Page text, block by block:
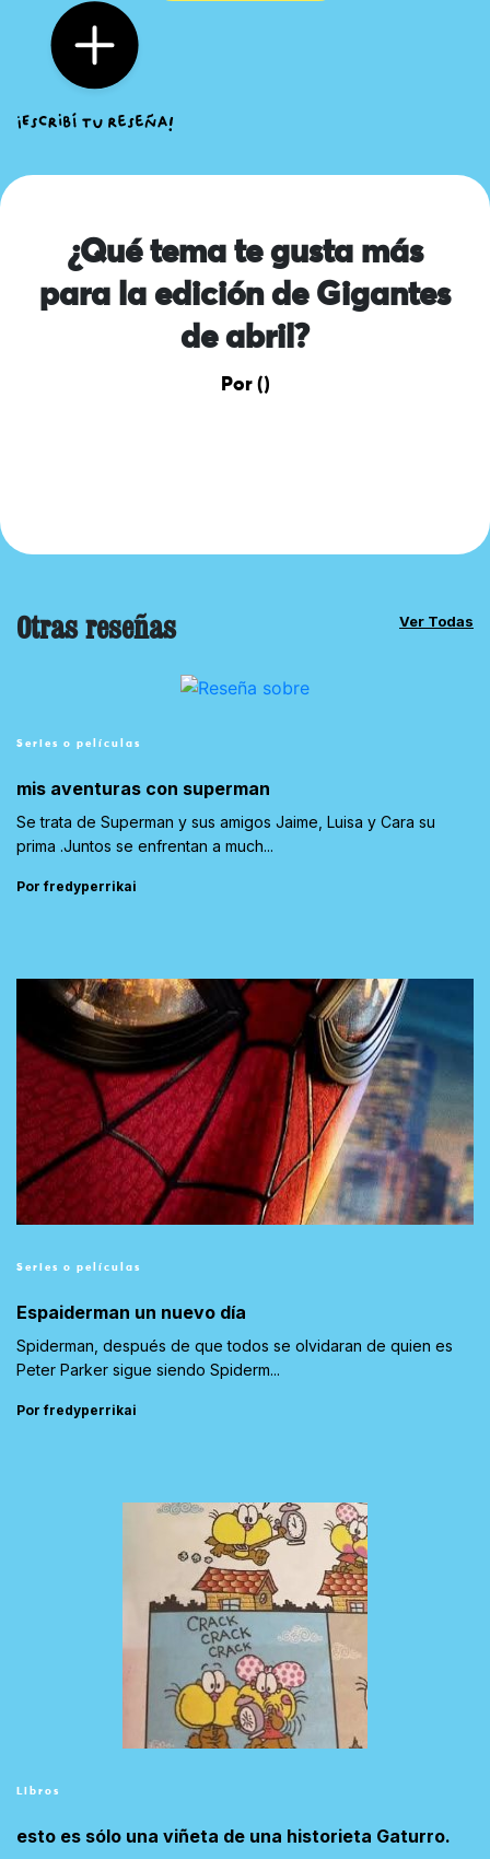
¿Qué tema te gusta más
para la edición de Gigantes
de abril?
Por ()
Otras reseñas Ver Todas
Series o películas
mis aventuras con superman
Se trata de Superman y sus amigos Jaime, Luisa y Cara su
prima .Juntos se enfrentan a much...
Por fredyperrikai
Series o películas
Espaiderman un nuevo día
Spiderman, después de que todos se olvidaran de quien es
Peter Parker sigue siendo Spiderm...
Por fredyperrikai
Libros
esto es sólo una viñeta de una historieta Gaturro.